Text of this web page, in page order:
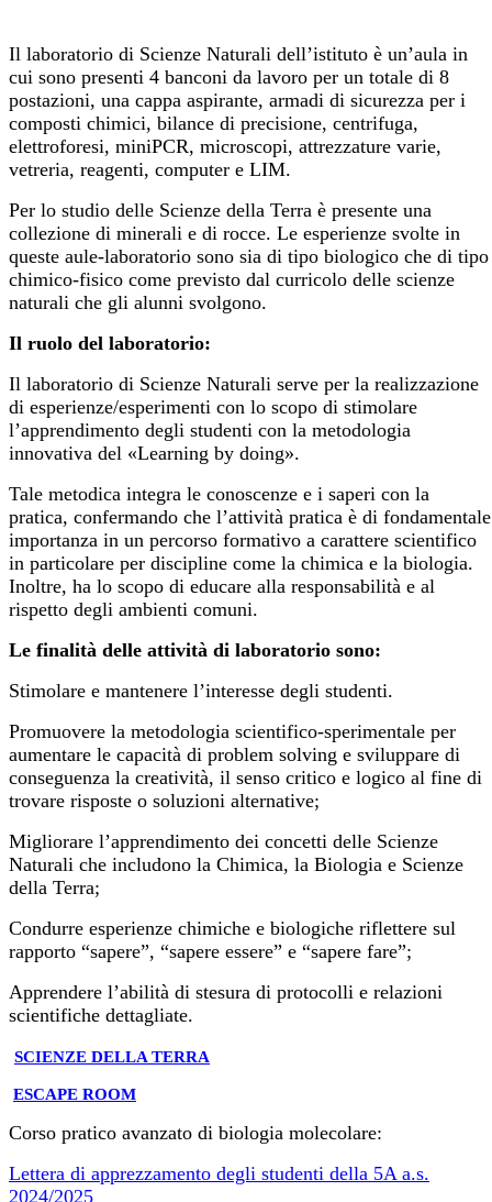
Il laboratorio di Scienze Naturali dell’istituto è un’aula in
cui sono presenti 4 banconi da lavoro per un totale di 8
postazioni, una cappa aspirante, armadi di sicurezza per i
composti chimici, bilance di precisione, centrifuga,
elettroforesi, miniPCR, microscopi, attrezzature varie,
vetreria, reagenti, computer e LIM.
Per lo studio delle Scienze della Terra è presente una
collezione di minerali e di rocce. Le esperienze svolte in
queste aule-laboratorio sono sia di tipo biologico che di tipo
chimico-fisico come previsto dal curricolo delle scienze
naturali che gli alunni svolgono.
Il ruolo del laboratorio:
Il laboratorio di Scienze Naturali serve per la realizzazione
di esperienze/esperimenti con lo scopo di stimolare
l’apprendimento degli studenti con la metodologia
innovativa del «Learning by doing».
Tale metodica integra le conoscenze e i saperi con la
pratica, confermando che l’attività pratica è di fondamentale
importanza in un percorso formativo a carattere scientifico
in particolare per discipline come la chimica e la biologia.
Inoltre, ha lo scopo di educare alla responsabilità e al
rispetto degli ambienti comuni.
Le finalità delle attività di laboratorio sono:
Stimolare e mantenere l’interesse degli studenti.
Promuovere la metodologia scientifico-sperimentale per
aumentare le capacità di problem solving e sviluppare di
conseguenza la creatività, il senso critico e logico al fine di
trovare risposte o soluzioni alternative;
Migliorare l’apprendimento dei concetti delle Scienze
Naturali che includono la Chimica, la Biologia e Scienze
della Terra;
Condurre esperienze chimiche e biologiche riflettere sul
rapporto “sapere”, “sapere essere” e “sapere fare”;
Apprendere l’abilità di stesura di protocolli e relazioni
scientifiche dettagliate.
SCIENZE DELLA TERRA
ESCAPE ROOM
Corso pratico avanzato di biologia molecolare:
Lettera di apprezzamento degli studenti della 5A a.s.
2024/2025